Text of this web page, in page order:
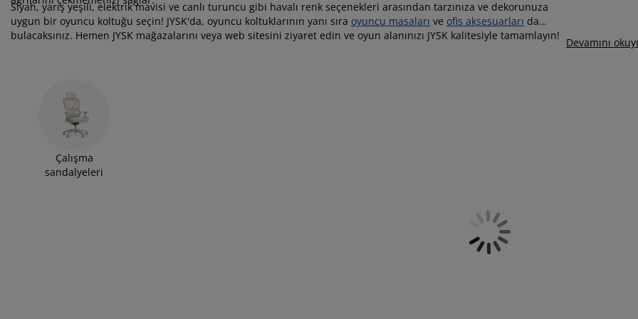
pedleri
yatakları
ürünleri
mekan aydınlatma
aksesuarları
gereksinimleri
Siyah, yarış yeşili, elektrik mavisi ve canlı turuncu gibi havalı renk seçenekleri arasından tarzınıza ve dekorunuza
uygun bir oyuncu koltuğu seçin! JYSK'da, oyuncu koltuklarının yanı sıra oyuncu masaları ve ofis aksesuarları da
bulacaksınız. Hemen JYSK mağazalarını veya web sitesini ziyaret edin ve oyun alanınızı JYSK kalitesiyle tamamlayın!
Devamını
Çalışma
sandalyeleri